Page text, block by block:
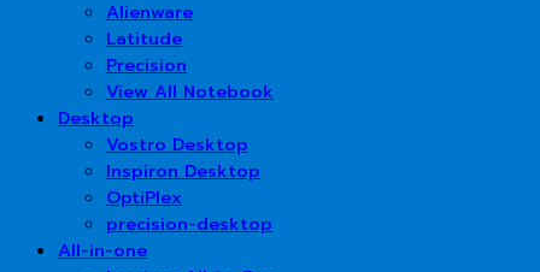
Alienware
Latitude
Precision
View All Notebook
Desktop
Vostro Desktop
Inspiron Desktop
OptiPlex
precision-desktop
All-in-one